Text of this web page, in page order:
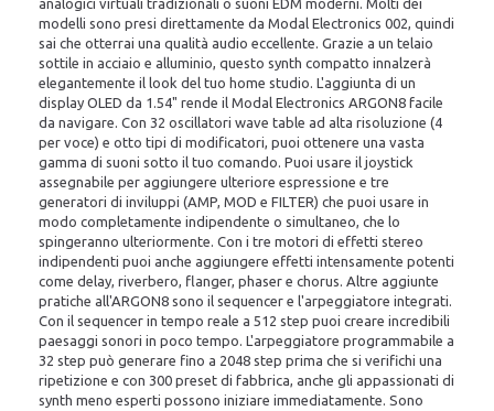
analogici virtuali tradizionali o suoni EDM moderni. Molti dei
modelli sono presi direttamente da Modal Electronics 002, quindi
sai che otterrai una qualità audio eccellente. Grazie a un telaio
sottile in acciaio e alluminio, questo synth compatto innalzerà
elegantemente il look del tuo home studio. L'aggiunta di un
display OLED da 1.54" rende il Modal Electronics ARGON8 facile
da navigare. Con 32 oscillatori wave table ad alta risoluzione (4
per voce) e otto tipi di modificatori, puoi ottenere una vasta
gamma di suoni sotto il tuo comando. Puoi usare il joystick
assegnabile per aggiungere ulteriore espressione e tre
generatori di inviluppi (AMP, MOD e FILTER) che puoi usare in
modo completamente indipendente o simultaneo, che lo
spingeranno ulteriormente. Con i tre motori di effetti stereo
indipendenti puoi anche aggiungere effetti intensamente potenti
come delay, riverbero, flanger, phaser e chorus. Altre aggiunte
pratiche all'ARGON8 sono il sequencer e l'arpeggiatore integrati.
Con il sequencer in tempo reale a 512 step puoi creare incredibili
paesaggi sonori in poco tempo. L'arpeggiatore programmabile a
32 step può generare fino a 2048 step prima che si verifichi una
ripetizione e con 300 preset di fabbrica, anche gli appassionati di
synth meno esperti possono iniziare immediatamente. Sono